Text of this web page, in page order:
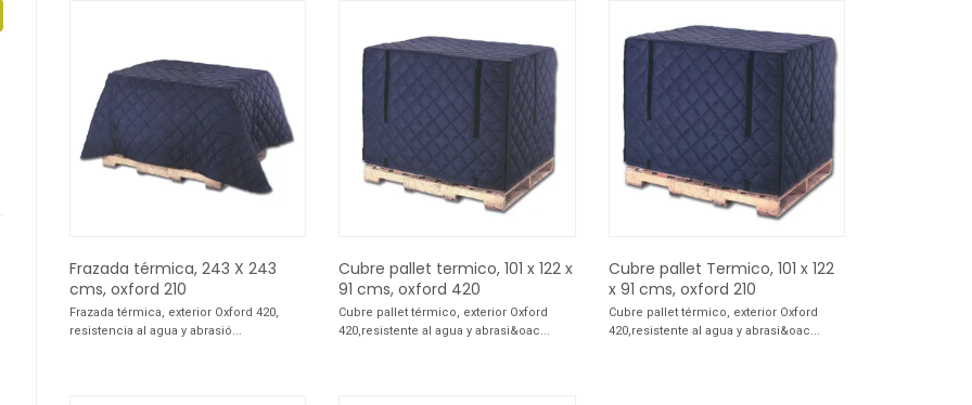
Frazada térmica, 243 X 243
cms, oxford 210
Frazada térmica, exterior Oxford 420,
resistencia al agua y abrasió...
Cubre pallet termico, 101 x 122 x
91 cms, oxford 420
Cubre pallet térmico, exterior Oxford
420,resistente al agua y abrasi&oac...
Cubre pallet Termico, 101 x 122
x 91 cms, oxford 210
Cubre pallet térmico, exterior Oxford
420,resistente al agua y abrasi&oac...